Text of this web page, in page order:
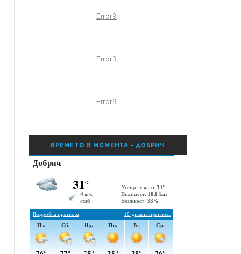
Error9
Error9
Error9
ВРЕМЕТО В МОМЕНТА - ДОБРИЧ